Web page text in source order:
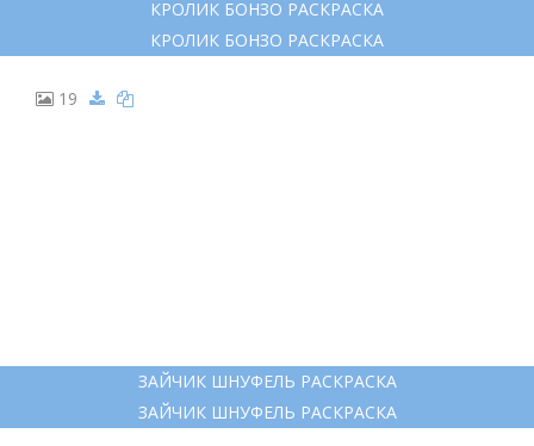
КРОЛИК БОНЗО РАСКРАСКА
КРОЛИК БОНЗО РАСКРАСКА
19
ЗАЙЧИК ШНУФЕЛЬ РАСКРАСКА
ЗАЙЧИК ШНУФЕЛЬ РАСКРАСКА